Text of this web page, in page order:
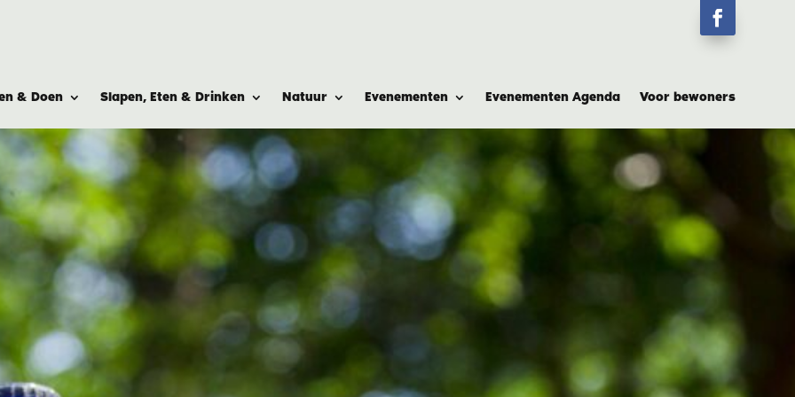
& Doen Slapen, Eten & Drinken Natuur Evenementen Evenementen Agenda Voor bewoners